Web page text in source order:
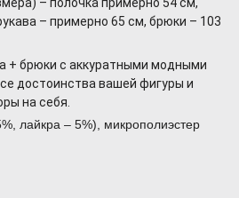
– примерно 65 см, брюки – 103
+ брюки с аккуратными модными
достоинства вашей фигуры и
на себя.
лайкра – 5%), микрополиэстер